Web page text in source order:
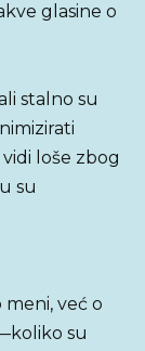
glasine o
stalno su
loše zbog
su
već o
su